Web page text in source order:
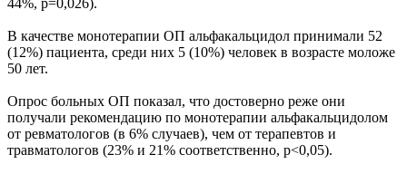
44%, p=0,026).
В качестве монотерапии ОП альфакальцидол принимали 52
(12%) пациента, среди них 5 (10%) человек в возрасте моложе
50 лет.
Опрос больных ОП показал, что достоверно реже они
получали рекомендацию по монотерапии альфакальцидолом
от ревматологов (в 6% случаев), чем от терапевтов и
травматологов (23% и 21% соответственно, р<0,05).